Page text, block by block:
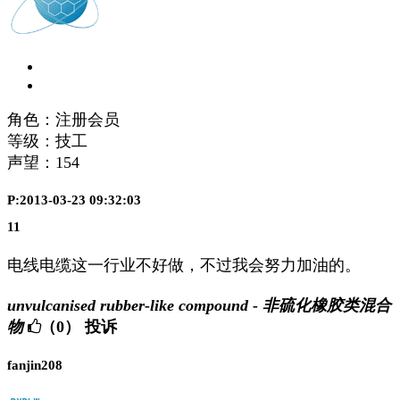
角色：注册会员
等级：技工
声望： 154
P:2013-03-23 09:32:03
11
电线电缆这一行业不好做，不过我会努力加油的。
unvulcanised rubber-like compound - 非硫化橡胶类混合
物
（0） 投诉
fanjin208